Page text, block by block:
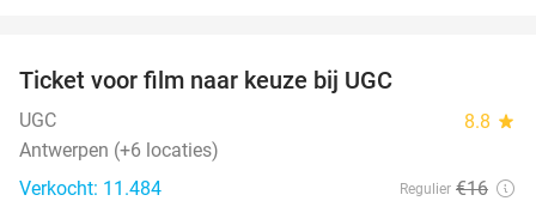
Ticket voor film naar keuze bij UGC
UGC 8.8 star
Antwerpen (+6 locaties)
Verkocht: 11.484
Regulier €16